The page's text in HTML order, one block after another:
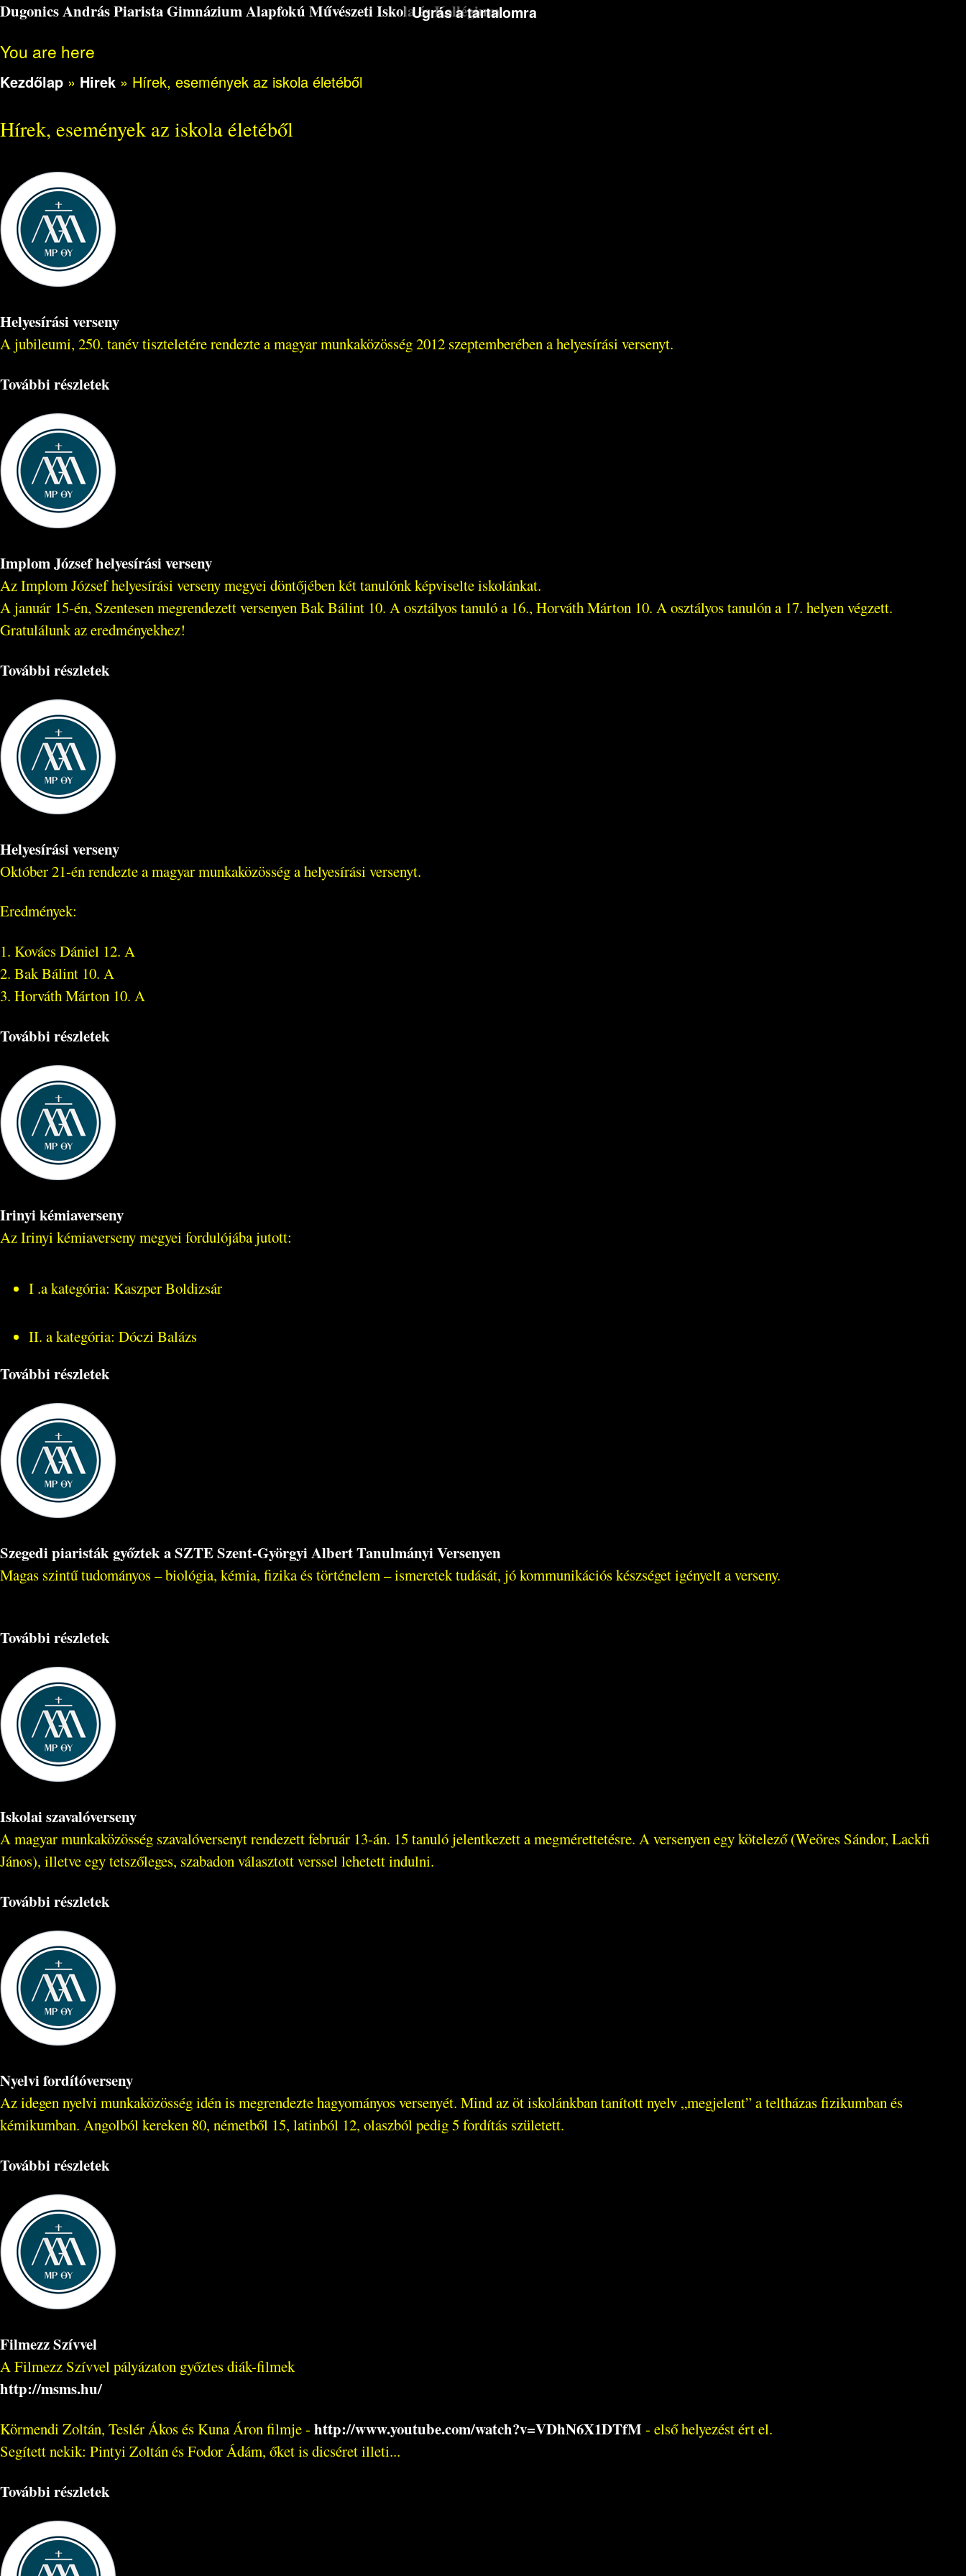
Ugrás a tartalomra
Dugonics András Piarista Gimnázium Alapfokú Művészeti Iskola és Kollégium
You are here
Kezdőlap » Hirek » Hírek, események az iskola életéből
Hírek, események az iskola életéből
Helyesírási verseny
A jubileumi, 250. tanév tiszteletére rendezte a magyar munkaközösség 2012 szeptemberében a helyesírási versenyt.
További részletek
Implom József helyesírási verseny
Az Implom József helyesírási verseny megyei döntőjében két tanulónk képviselte iskolánkat.
A január 15-én, Szentesen megrendezett versenyen Bak Bálint 10. A osztályos tanuló a 16., Horváth Márton 10. A osztályos tanulón a 17. helyen végzett.
Gratulálunk az eredményekhez!
További részletek
Helyesírási verseny
Október 21-én rendezte a magyar munkaközösség a helyesírási versenyt.
Eredmények:
1. Kovács Dániel 12. A
2. Bak Bálint 10. A
3. Horváth Márton 10. A
További részletek
Irinyi kémiaverseny
Az Irinyi kémiaverseny megyei fordulójába jutott:
I .a kategória: Kaszper Boldizsár
II. a kategória: Dóczi Balázs
További részletek
Szegedi piaristák győztek a SZTE Szent-Györgyi Albert Tanulmányi Versenyen
Magas szintű tudományos – biológia, kémia, fizika és történelem – ismeretek tudását, jó kommunikációs készséget igényelt a verseny.
További részletek
Iskolai szavalóverseny
A magyar munkaközösség szavalóversenyt rendezett február 13-án. 15 tanuló jelentkezett a megmérettetésre. A versenyen egy kötelező (Weöres Sándor, Lackfi
János), illetve egy tetszőleges, szabadon választott verssel lehetett indulni.
További részletek
Nyelvi fordítóverseny
Az idegen nyelvi munkaközösség idén is megrendezte hagyományos versenyét. Mind az öt iskolánkban tanított nyelv „megjelent” a teltházas fizikumban és
kémikumban. Angolból kereken 80, németből 15, latinból 12, olaszból pedig 5 fordítás született.
További részletek
Filmezz Szívvel
A Filmezz Szívvel pályázaton győztes diák-filmek
http://msms.hu/
Körmendi Zoltán, Teslér Ákos és Kuna Áron filmje - http://www.youtube.com/watch?v=VDhN6X1DTfM - első helyezést ért el.
Segített nekik: Pintyi Zoltán és Fodor Ádám, őket is dicséret illeti...
További részletek